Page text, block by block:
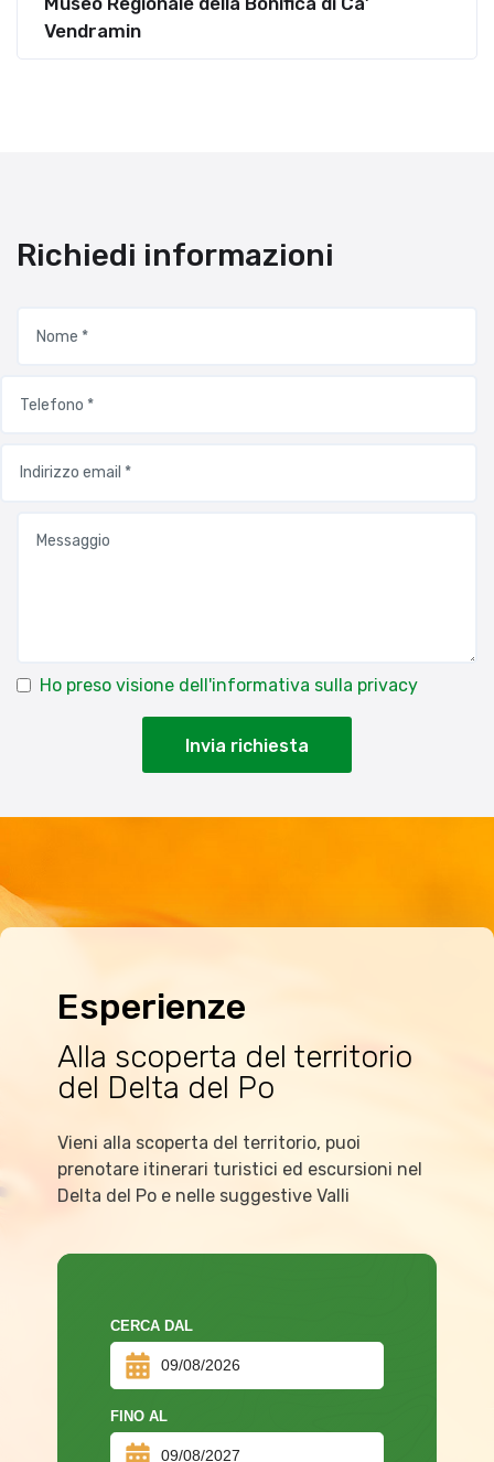
Vendramin
Richiedi informazioni
Ho preso visione dell'informativa sulla privacy
Invia richiesta
Esperienze
Alla scoperta del territorio
del Delta del Po
Vieni alla scoperta del territorio, puoi
prenotare itinerari turistici ed escursioni nel
Delta del Po e nelle suggestive Valli
CERCA DAL
FINO AL